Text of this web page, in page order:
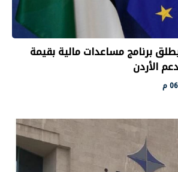
يطلق برنامج مساعدات مالية بقيمة